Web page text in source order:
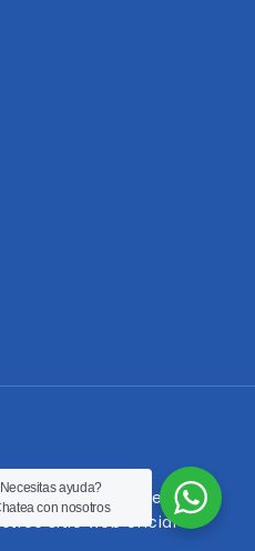
Venta de Toner en Lima.
Sitio web oficial
ayuda?
con nosotros